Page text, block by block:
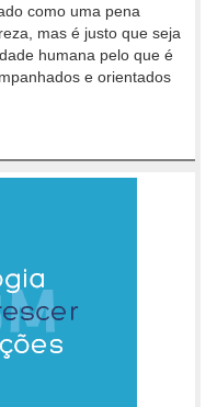
como uma pena
mas é justo que seja
humana pelo que é
e orientados